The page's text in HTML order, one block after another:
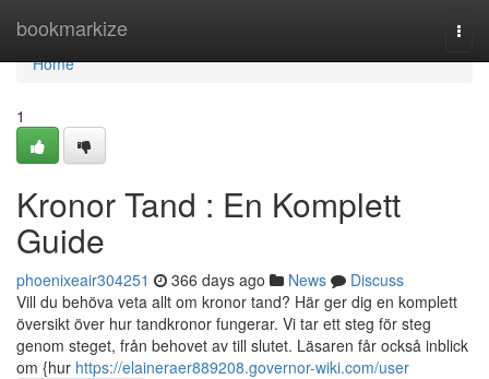
bookmarkize
Home
Home
1
Kronor Tand : En Komplett
Guide
phoenixeair304251 366 days ago News
Discuss
Vill du behöva veta allt om kronor tand? Här ger dig en komplett
översikt över hur tandkronor fungerar. Vi tar ett steg för steg
genom steget, från behovet av till slutet. Läsaren får också inblick
om {hur https://elaineraer889208.governor-wiki.com/user